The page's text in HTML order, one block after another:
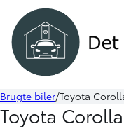
Book prøvetur
Skriv til os
Brugte biler Toyota
Toyota
HYBRID